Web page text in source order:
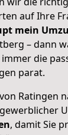
auf Ihre
mein
– dann
die
parat.
von Ratingen
, damit Sie